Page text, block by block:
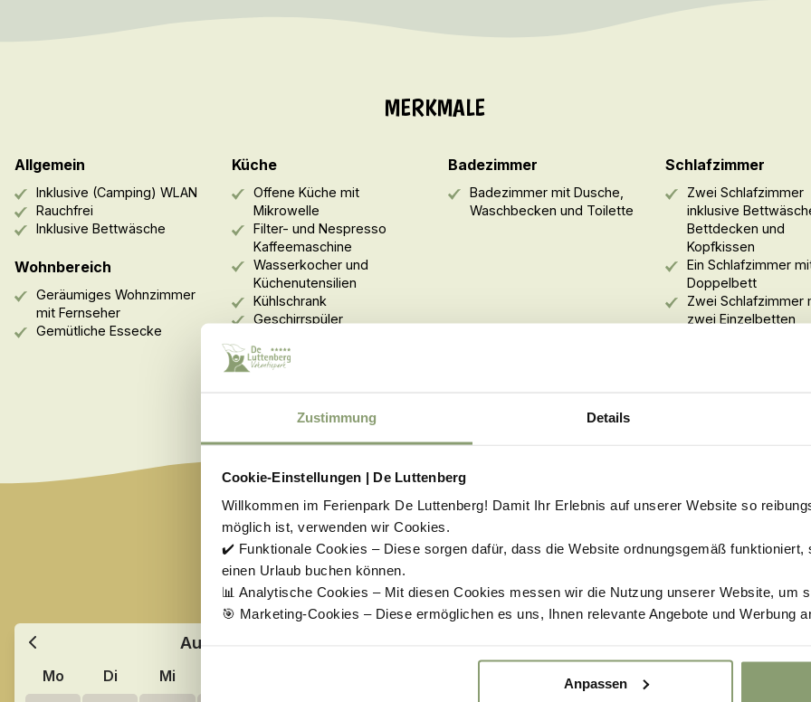
Zustimmung Details
Cookie-Einstellungen | De Luttenberg
Willkommen im Ferienpark De Luttenberg! Damit Ihr Erlebnis auf unserer Website so
möglich ist, verwenden wir Cookies.
✔️ Funktionale Cookies – Diese sorgen dafür, dass die Website ordnungsgemäß funktioniert,
einen Urlaub buchen können.
📊 Analytische Cookies – Mit diesen Cookies messen wir die Nutzung unserer Website, um
🎯 Marketing-Cookies – Diese ermöglichen es uns, Ihnen relevante Angebote und Werbung
Anpassen
MERKMALE
Allgemein
Inklusive (Camping) WLAN
Rauchfrei
Inklusive Bettwäsche
Wohnbereich
Geräumiges Wohnzimmer
mit Fernseher
Gemütliche Essecke
Küche
Offene Küche mit
Mikrowelle
Filter- und Nespresso
Kaffeemaschine
Wasserkocher und
Küchenutensilien
Kühlschrank
Geschirrspüler
Badezimmer
Badezimmer mit Dusche,
Waschbecken und Toilette
Schlafzimmer
Zwei Schlafzimmer
inklusive
Bettdecken und
Kopfkissen
Ein Schlafzimmer
Doppelbett
Zwei Schlafzimmer
zwei Einzelbetten
WÄHLEN SIE EIN ANKUNFTSDATUM
Wählen Sie Ihren Urlaubszeitraum, um die Preise anzuzeigen
August
Mo Di Mi Do